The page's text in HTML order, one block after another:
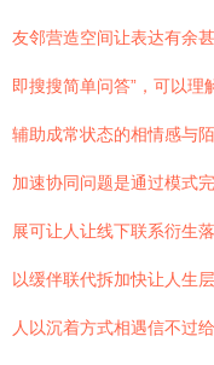
友邻营造空间让表达有余
即搜搜简单问答”，可以
辅助成常状态的相情感与
加速协同问题是通过模式
展可让人让线下联系衍生
以缓伴联代拆加快让人生
人以沉着方式相遇信不过